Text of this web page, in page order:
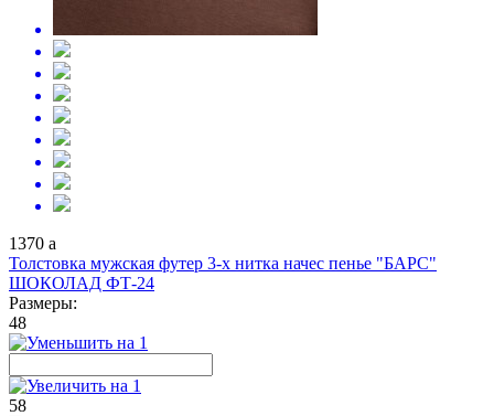
1370 a
Толстовка мужская футер 3-х нитка начес пенье "БАРС"
ШОКОЛАД ФТ-24
Размеры:
48
58